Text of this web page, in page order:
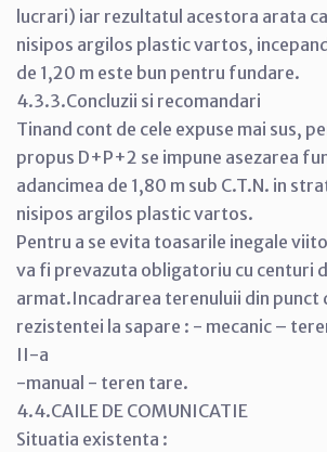
lucrari) iar rezultatul acestora arata
nisipos argilos plastic vartos,
de 1,20 m este bun pentru fundare.
4.3.3.Concluzii si recomandari
Tinand cont de cele expuse mai sus,
propus D+P+2 se impune asezarea
adancimea de 1,80 m sub C.T.N. in
nisipos argilos plastic vartos.
Pentru a se evita toasarile inegale
va fi prevazuta obligatoriu cu centuri
armat.Incadrarea terenuluii din punct
rezistentei la sapare : - mecanic –
II-a
-manual - teren tare.
4.4.CAILE DE COMUNICATIE
Situatia existenta :